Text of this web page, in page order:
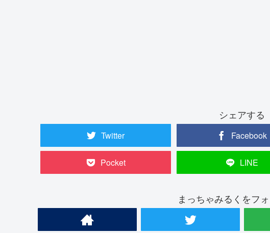
シェアする
Twitter Facebook
Pocket LINE
まっちゃみるくをフ